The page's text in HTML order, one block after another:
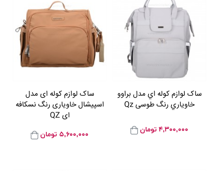
ساک لوازم کوله اي مدل براوو
خاوياري رنگ طوسی Qz
۴,۳۰۰,۰۰۰ تومان
ساک لوازم کوله ای مدل
اسپیشال خاویاری رنگ نسکافه
ای QZ
۵,۶۰۰,۰۰۰ تومان